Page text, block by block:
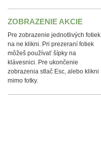
ZOBRAZENIE AKCIE
Pre zobrazenie jednotlivých fotiek
na ne klikni. Pri prezeraní fotiek
môžeš používať šípky na
klávesnici. Pre ukončenie
zobrazenia stlač Esc, alebo klikni
mimo fotky.